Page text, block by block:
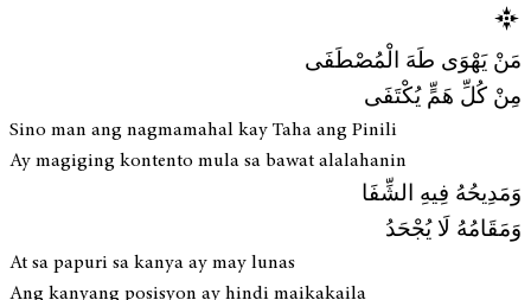
مَنْ يَهْوَى طَهَ الْمُصْطَفَى
مِنْ كُلِّ هَمٍّ يُكْتَفَى
Sino man ang nagmamahal kay Taha ang Pinili
Ay magiging kontento mula sa bawat alalahanin
وَمَدِيحُهُ فِيهِ الشِّفَا
وَمَقَامُهُ لَا يُجْحَدُ
At sa papuri sa kanya ay may lunas
Ang kanyang posisyon ay hindi maikakaila